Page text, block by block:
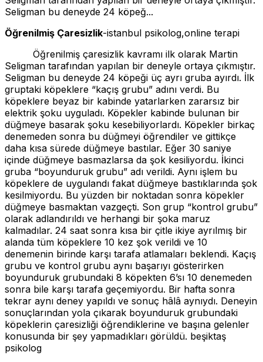
Seligman bu deneyde 24 köpeğ...
Öğrenilmiş Çaresizlik-istanbul psikolog,online terapi
Öğrenilmiş çaresizlik kavramı ilk olarak Martin
Seligman tarafından yapılan bir deneyle ortaya çıkmıştır.
Seligman bu deneyde 24 köpeği üç ayrı gruba ayırdı. İlk
gruptaki köpeklere “kaçış grubu” adını verdi. Bu
köpeklere beyaz bir kabinde yatarlarken zararsız bir
elektrik şoku uyguladı. Köpekler kabinde bulunan bir
düğmeye basarak şoku kesebiliyorlardı. Köpekler birkaç
denemeden sonra bu düğmeyi öğrendiler ve gittikçe
daha kısa sürede düğmeye bastılar. Eğer 30 saniye
içinde düğmeye basmazlarsa da şok kesiliyordu. İkinci
gruba “boyunduruk grubu” adı verildi. Aynı işlem bu
köpeklere de uygulandı fakat düğmeye bastıklarında şok
kesilmiyordu. Bu yüzden bir noktadan sonra köpekler
düğmeye basmaktan vazgeçti. Son grup “kontrol grubu”
olarak adlandırıldı ve herhangi bir şoka maruz
kalmadılar. 24 saat sonra kısa bir çitle ikiye ayrılmış bir
alanda tüm köpeklere 10 kez şok verildi ve 10
denemenin birinde karşı tarafa atlamaları beklendi. Kaçış
grubu ve kontrol grubu aynı başarıyı gösterirken
boyunduruk grubundaki 8 köpekten 6’sı 10 denemeden
sonra bile karşı tarafa geçemiyordu. Bir hafta sonra
tekrar aynı deney yapıldı ve sonuç hâlâ aynıydı. Deneyin
sonuçlarından yola çıkarak boyunduruk grubundaki
köpeklerin çaresizliği öğrendiklerine ve başına gelenler
konusunda bir şey yapmadıkları görüldü. beşiktaş
psikolog